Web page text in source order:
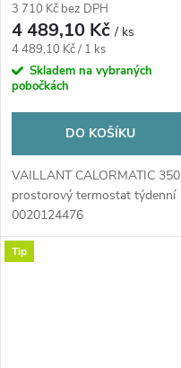
3 710 Kč bez DPH
4 489,10 Kč/ ks
Měrná
cena:
4 489,10 Kč / 1 ks
Skladem na vybraných
pobočkách
DO KOŠÍKU
VAILLANT CALORMATIC 350
prostorový termostat týdenní
0020124476
Tip